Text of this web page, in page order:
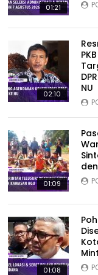
01:21
02:10
NU
01:09
01:08